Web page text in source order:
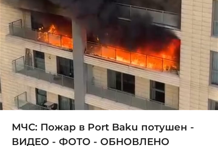
МЧС: Пожар в Port Baku потушен -
ВИДЕО - ФОТО - ОБНОВЛЕНО